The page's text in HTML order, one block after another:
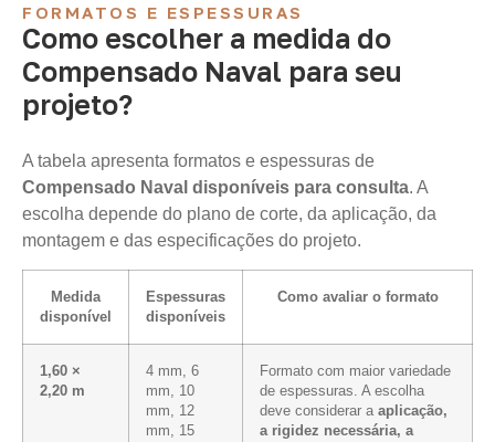
FORMATOS E ESPESSURAS
Como escolher a medida do
Compensado Naval para seu
projeto?
A tabela apresenta formatos e espessuras de
Compensado Naval disponíveis para consulta. A
escolha depende do plano de corte, da aplicação, da
montagem e das especificações do projeto.
Medida
disponível
Espessuras
disponíveis
Como avaliar o formato
1,60 ×
2,20 m
4 mm, 6
mm, 10
mm, 12
mm, 15
Formato com maior variedade
de espessuras. A escolha
deve considerar a aplicação,
a rigidez necessária, a